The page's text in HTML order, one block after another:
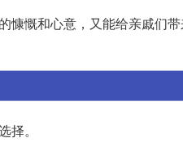
慷慨和心意，又能给亲戚们
。